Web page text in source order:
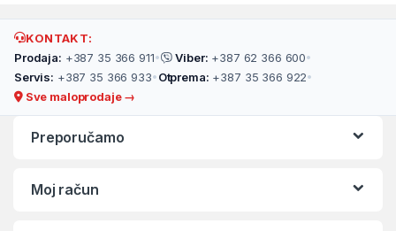
KONTAKT:
Prodaja: +387 35 366 911• Viber: +387 62 366 600•
Servis: +387 35 366 933• Otprema: +387 35 366 922•
Sve maloprodaje →
Preporučamo
Moj račun